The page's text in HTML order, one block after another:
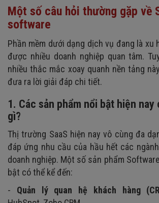
Một số câu hỏi thường gặp về
software
Phần mềm dưới dạng dịch vụ đang là xu
được nhiều doanh nghiệp quan tâm.
nhiều thắc mắc xoay quanh nền tảng
đưa ra lời giải đáp chi tiết.
1. Các sản phẩm nổi bật hiện nay
gì?
Thị trường SaaS hiện nay vô cùng đa
đáp ứng nhu cầu của hầu hết các
doanh nghiệp. Một số sản phẩm
bật có thể kể đến:
- Quản lý quan hệ khách hàng